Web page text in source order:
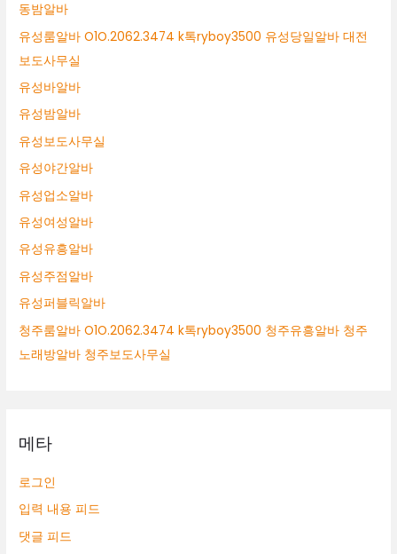
동밤알바
유성룸알바 O1O.2062.3474 k톡ryboy3500 유성당일알바 대전
보도사무실
유성바알바
유성밤알바
유성보도사무실
유성야간알바
유성업소알바
유성여성알바
유성유흥알바
유성주점알바
유성퍼블릭알바
청주룸알바 O1O.2062.3474 k톡ryboy3500 청주유흥알바 청주
노래방알바 청주보도사무실
메타
로그인
입력 내용 피드
댓글 피드